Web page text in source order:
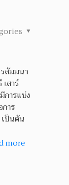
สัมมนา
สาร์
การแบ่ง
าร
ป็นต้น
more